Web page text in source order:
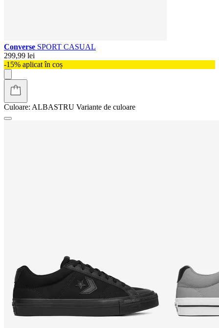
Converse SPORT CASUAL
299,99 lei
-15% aplicat în coș
Culoare: ALBASTRU Variante de culoare